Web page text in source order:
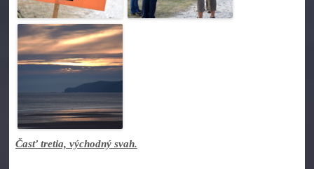
Časť tretia, východný svah.